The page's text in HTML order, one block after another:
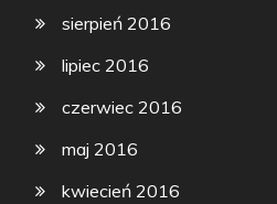
sierpień 2016
lipiec 2016
czerwiec 2016
maj 2016
kwiecień 2016